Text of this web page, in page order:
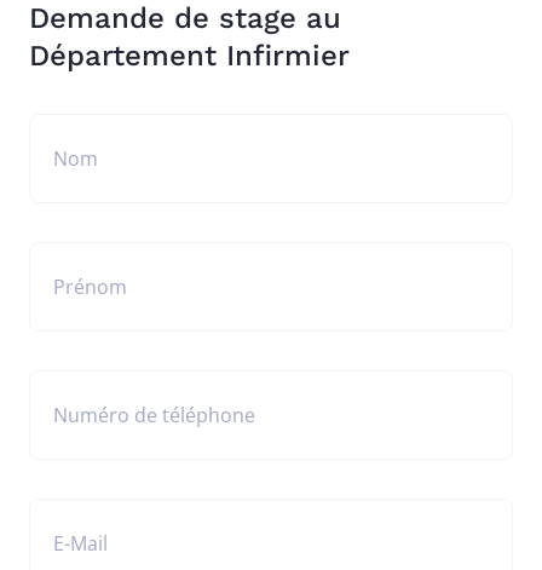
content
Demande de stage au
Département Infirmier
Nom
Prénom
Numéro de téléphone
E-Mail